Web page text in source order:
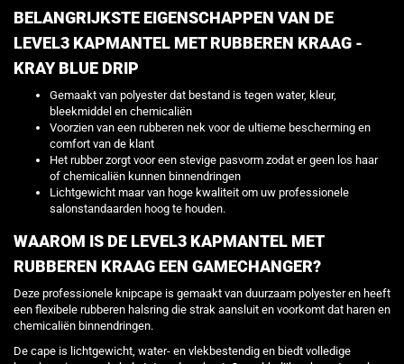
BELANGRIJKSTE EIGENSCHAPPEN VAN DE
LEVEL3 KAPMANTEL MET RUBBEREN KRAAG -
KRAY BLUE DRIP
Gemaakt van polyester dat bestand is tegen water, kleur,
bleekmiddel en chemicaliën
Voorzien van een rubberen nek voor de ultieme bescherming en
comfort van de klant
Het rubber zorgt voor een stevige pasvorm zodat er geen los haar
of chemicaliën kunnen binnendringen
Lichtgewicht maar van hoge kwaliteit om uw professionele
salonstandaarden hoog te houden.
WAAROM IS DE LEVEL3 KAPMANTEL MET
RUBBEREN KRAAG EEN GAMECHANGER?
Deze professionele knipcape is gemaakt van duurzaam polyester en heeft
een flexibele rubberen halsring die strak aansluit en voorkomt dat haren en
chemicaliën binnendringen.
De cape is lichtgewicht, water- en vlekbestendig en biedt volledige